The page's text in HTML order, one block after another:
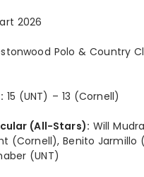
2026
Polo & Country
15 (UNT) – 13 (Cornell)
(All-Stars): Will
(Cornell), Benito Jarmillo
(UNT)